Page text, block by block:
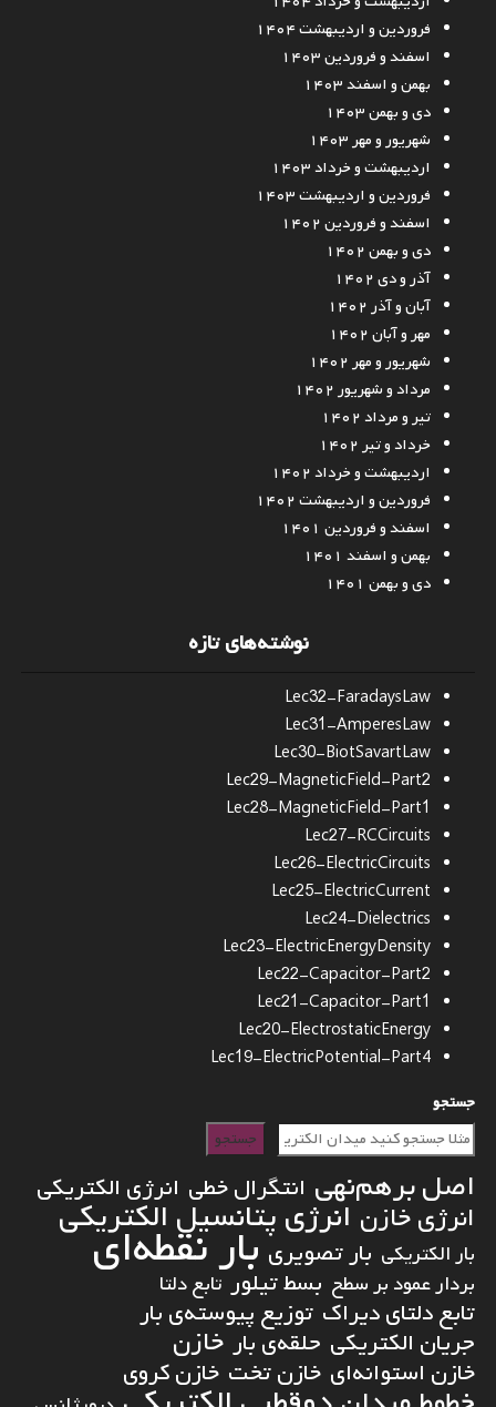
فروردین و اردیبهشت ۱۴۰۴
اسفند و فروردین ۱۴۰۳
بهمن و اسفند ۱۴۰۳
دی و بهمن ۱۴۰۳
شهریور و مهر ۱۴۰۳
اردیبهشت و خرداد ۱۴۰۳
فروردین و اردیبهشت ۱۴۰۳
اسفند و فروردین ۱۴۰۲
دی و بهمن ۱۴۰۲
آذر و دی ۱۴۰۲
آبان و آذر ۱۴۰۲
مهر و آبان ۱۴۰۲
شهریور و مهر ۱۴۰۲
مرداد و شهریور ۱۴۰۲
تیر و مرداد ۱۴۰۲
خرداد و تیر ۱۴۰۲
اردیبهشت و خرداد ۱۴۰۲
فروردین و اردیبهشت ۱۴۰۲
اسفند و فروردین ۱۴۰۱
بهمن و اسفند ۱۴۰۱
دی و بهمن ۱۴۰۱
نوشته‌های تازه
Lec32-FaradaysLaw
Lec31-AmperesLaw
Lec30-BiotSavartLaw
Lec29-MagneticField-Part2
Lec28-MagneticField-Part1
Lec27-RCCircuits
Lec26-ElectricCircuits
Lec25-ElectricCurrent
Lec24-Dielectrics
Lec23-ElectricEnergyDensity
Lec22-Capacitor-Part2
Lec21-Capacitor-Part1
Lec20-ElectrostaticEnergy
Lec19-ElectricPotential-Part4
جستجو
جستجو
اصل برهم‌نهی انتگرال خطی انرژی الکتریکی
انرژی خازن انرژی پتانسیل الکتریکی
بار الکتریکی بار تصویری بار نقطه‌ای
بردار عمود بر سطح بسط تیلور تابع دلتا
تابع دلتای دیراک توزیع پیوسته‌ی بار
جریان الکتریکی حلقه‌ی بار خازن
خازن استوانه‌ای خازن تخت خازن کروی